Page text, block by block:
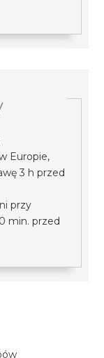
Europie,
3 h przed
przy
min. przed